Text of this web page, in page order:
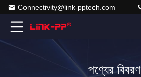
Connectivity@link-pptech.com
পণ্যের বিবরণ